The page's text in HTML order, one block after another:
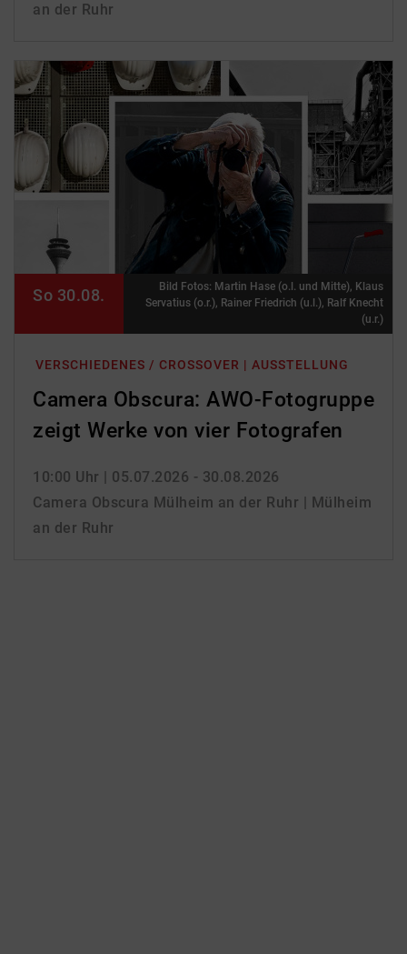
an der Ruhr
VERSCHIEDENES / CROSSOVER | AUSSTELLUNG
Camera Obscura: AWO-Fotogruppe
zeigt Werke von vier Fotografen
10:00 Uhr | 05.07.2026 - 30.08.2026
Camera Obscura Mülheim an der Ruhr | Mülheim
an der Ruhr
So 30.08.
Bild Fotos: Martin Hase (o.l. und Mitte), Klaus
Servatius (o.r.), Rainer Friedrich (u.l.), Ralf Knecht
(u.r.)